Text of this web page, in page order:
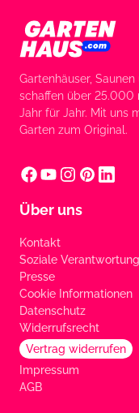
Gartenhäuser,
schaffen über 25.000
Jahr für Jahr. Mit uns
Garten zum Original.
Über uns
Kontakt
Soziale Verantwortung
Presse
Cookie Informationen
Datenschutz
Widerrufsrecht
Vertrag widerrufen
Impressum
AGB